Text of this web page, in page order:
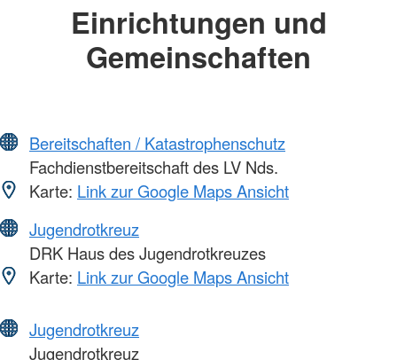
Einrichtungen und
Gemeinschaften
Bereitschaften / Katastrophenschutz
Fachdienstbereitschaft des LV Nds.
Karte: Link zur Google Maps Ansicht
Jugendrotkreuz
DRK Haus des Jugendrotkreuzes
Karte: Link zur Google Maps Ansicht
Jugendrotkreuz
Jugendrotkreuz